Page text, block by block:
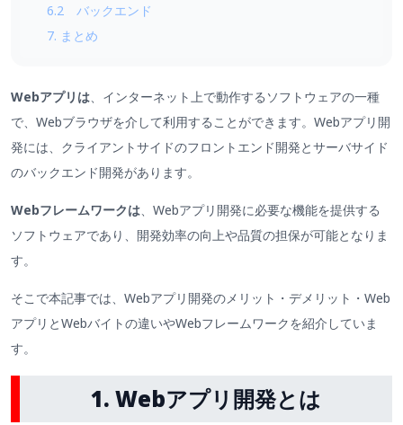
6.2 バックエンド
7. まとめ
Webアプリは 、インターネット上で動作するソフトウェアの一種
で、Webブラウザを介して利用することができます。Webアプリ開
発には、クライアントサイドのフロントエンド開発とサーバサイド
のバックエンド開発があります。
Webフレームワークは、Webアプリ開発に必要な機能を提供する
ソフトウェアであり、開発効率の向上や品質の担保が可能となりま
す。
そこで本記事では、Webアプリ開発のメリット・デメリット・Web
アプリとWebバイトの違いやWebフレームワークを紹介していま
す。
1. Webアプリ開発とは